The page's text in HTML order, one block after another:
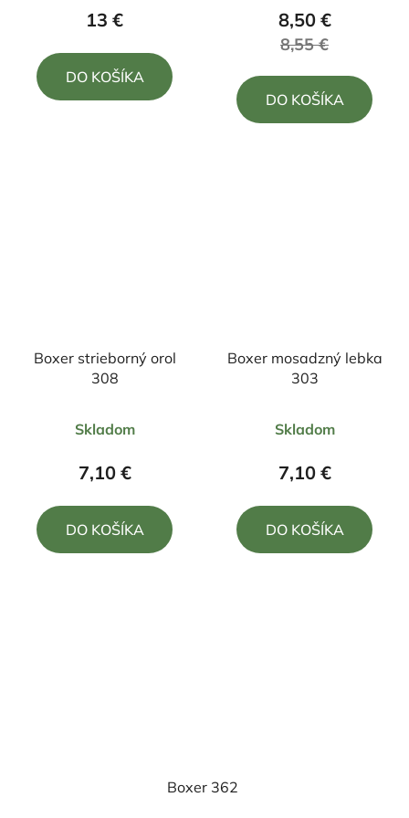
13 €
DO KOŠÍKA
8,50 €
8,55 €
DO KOŠÍKA
Boxer strieborný orol
308
hodnotenie
produktu
5,0
z
Skladom
7,10 €
DO KOŠÍKA
Boxer mosadzný lebka
303
hodnotenie
produktu
5,0
z
Skladom
7,10 €
DO KOŠÍKA
Boxer 362